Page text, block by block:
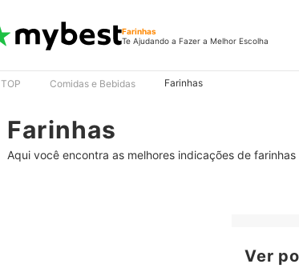
Farinhas
Te Ajudando a Fazer a Melhor Escolha
TOP Comidas e Bebidas Farinhas
Farinhas
Aqui você encontra as melhores indicações de
Ver